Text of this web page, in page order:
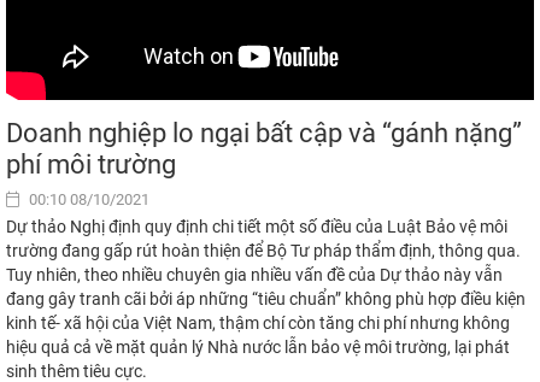
Doanh nghiệp lo ngại bất cập và “gánh nặng”
phí môi trường
00:10 08/10/2021
Dự thảo Nghị định quy định chi tiết một số điều của Luật Bảo vệ môi
trường đang gấp rút hoàn thiện để Bộ Tư pháp thẩm định, thông qua.
Tuy nhiên, theo nhiều chuyên gia nhiều vấn đề của Dự thảo này vẫn
đang gây tranh cãi bởi áp những “tiêu chuẩn” không phù hợp điều kiện
kinh tế- xã hội của Việt Nam, thậm chí còn tăng chi phí nhưng không
hiệu quả cả về mặt quản lý Nhà nước lẫn bảo vệ môi trường, lại phát
sinh thêm tiêu cực.